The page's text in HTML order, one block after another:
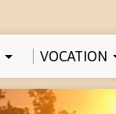
VOCATION